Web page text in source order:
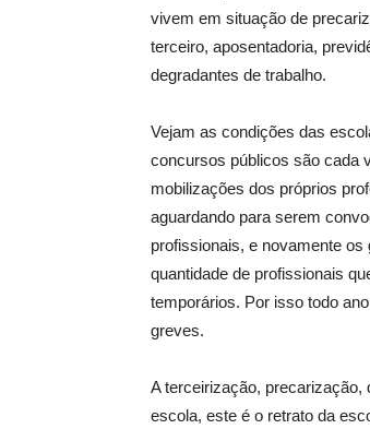
vivem em situação de
terceiro, aposentadoria,
degradantes de trabalho.
Vejam as condições das
concursos públicos são cada
mobilizações dos próprios
aguardando para serem
profissionais, e novamente
quantidade de profissionais
temporários. Por isso todo
greves.
A terceirização, precarização,
escola, este é o retrato da